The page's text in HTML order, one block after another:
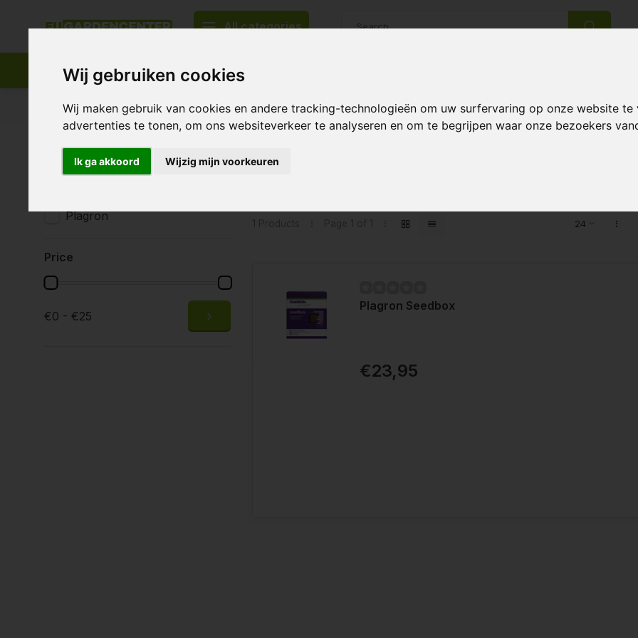
Wij gebruiken cookies
Wij maken gebruik van cookies en andere tracking-technologieën om uw surfervaring op onze website
advertenties te tonen, om ons websiteverkeer te analyseren en om te begrijpen waar onze bezoekers
Ik ga akkoord Wijzig mijn voorkeuren
All categories
Appropriate assortment Delivery all over Europe 14 Days return policy Best customer service
Brands
Plagron
Price
€0 - €25
Products tagged with zaad groeien
Plagron Seedbox
€23,95